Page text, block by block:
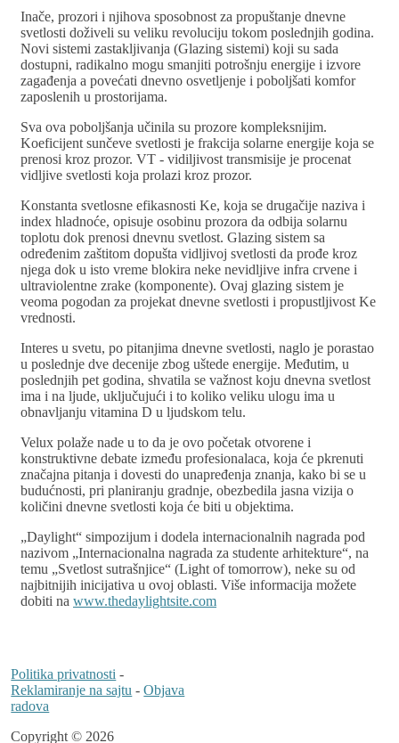
Inače, prozori i njihova sposobnost za propuštanje dnevne
svetlosti doživeli su veliku revoluciju tokom poslednjih godina.
Novi sistemi zastakljivanja (Glazing sistemi) koji su sada
dostupni, radikalno mogu smanjiti potrošnju energije i izvore
zagađenja a povećati dnevno osvetljenje i poboljšati komfor
zaposlenih u prostorijama.
Sva ova poboljšanja učinila su prozore kompleksnijim.
Koeficijent sunčeve svetlosti je frakcija solarne energije koja se
prenosi kroz prozor. VT - vidiljivost transmisije je procenat
vidljive svetlosti koja prolazi kroz prozor.
Konstanta svetlosne efikasnosti Ke, koja se drugačije naziva i
index hladnoće, opisuje osobinu prozora da odbija solarnu
toplotu dok prenosi dnevnu svetlost. Glazing sistem sa
određenim zaštitom dopušta vidljivoj svetlosti da prođe kroz
njega dok u isto vreme blokira neke nevidljive infra crvene i
ultraviolentne zrake (komponente). Ovaj glazing sistem je
veoma pogodan za projekat dnevne svetlosti i propustljivost Ke
vrednosti.
Interes u svetu, po pitanjima dnevne svetlosti, naglo je porastao
u poslednje dve decenije zbog uštede energije. Međutim, u
poslednjih pet godina, shvatila se važnost koju dnevna svetlost
ima i na ljude, uključujući i to koliko veliku ulogu ima u
obnavljanju vitamina D u ljudskom telu.
Velux polaže nade u to da je ovo početak otvorene i
konstruktivne debate između profesionalaca, koja će pkrenuti
značajna pitanja i dovesti do unapređenja znanja, kako bi se u
budućnosti, pri planiranju gradnje, obezbedila jasna vizija o
količini dnevne svetlosti koja će biti u objektima.
„Daylight“ simpozijum i dodela internacionalnih nagrada pod
nazivom „Internacionalna nagrada za studente arhitekture“, na
temu „Svetlost sutrašnjice“ (Light of tomorrow), neke su od
najbitnijih inicijativa u ovoj oblasti. Više informacija možete
dobiti na www.thedaylightsite.com
Politika privatnosti -
Reklamiranje na sajtu -Objava
radova
Copyright © 2026